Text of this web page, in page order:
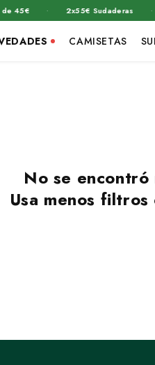
45€ 2x55€ Sudaderas
CAMISETAS
No se
Usa menos filtros